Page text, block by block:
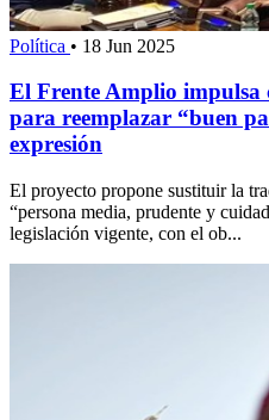
Política • 18 Jun 2025
El Frente Amplio impulsa
para reemplazar “buen
expresión
El proyecto propone sustituir la
“persona media, prudente y
legislación vigente, con el ob...